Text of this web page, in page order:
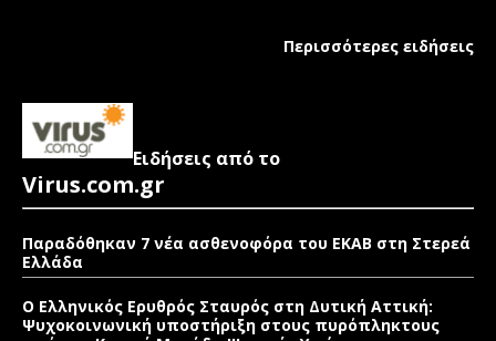
Περισσότερες ειδήσεις
Ειδήσεις από το
Virus.com.gr
Παραδόθηκαν 7 νέα ασθενοφόρα του ΕΚΑΒ στη Στερεά
Ελλάδα
Ο Ελληνικός Ερυθρός Σταυρός στη Δυτική Αττική:
Ψυχοκοινωνική υποστήριξη στους πυρόπληκτους